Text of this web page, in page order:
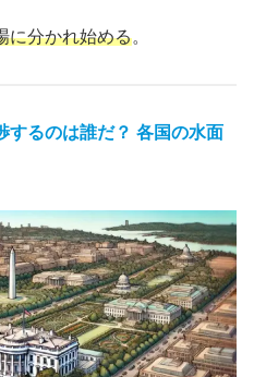
に分かれ始める。
するのは誰だ？ 各国の水面